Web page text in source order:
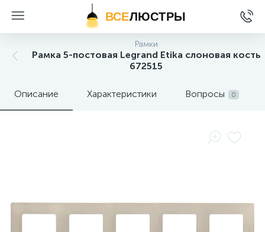
ВСЕЛЮСТРЫ
Рамки
Рамка 5-постовая Legrand Etika слоновая кость
672515
Описание Характеристики Вопросы 0